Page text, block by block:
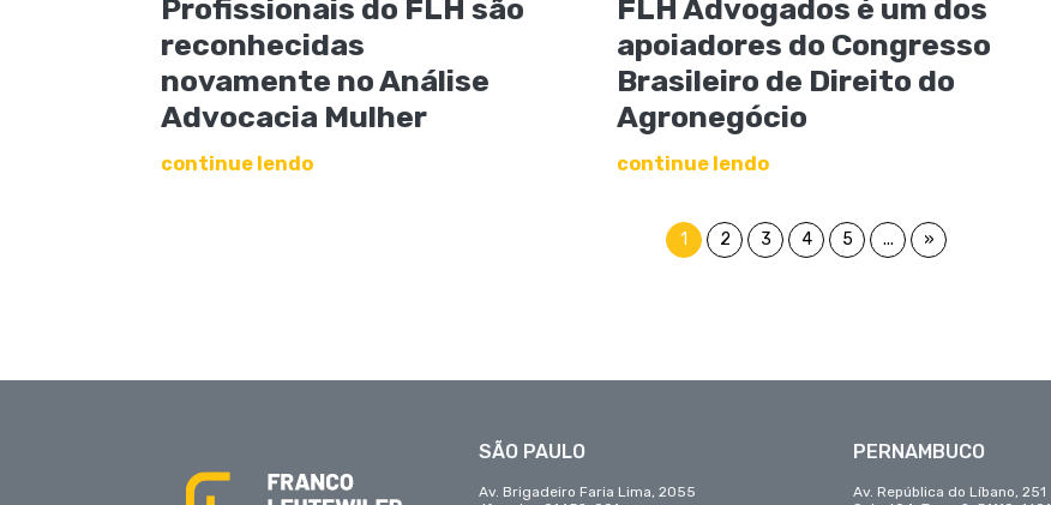
Profissionais do FLH são
reconhecidas
novamente no Análise
Advocacia Mulher
continue lendo
FLH Advogados é um dos
apoiadores do Congresso
Brasileiro de Direito do
Agronegócio
continue lendo
1 2 3 4 5 ... »
SÃO PAULO
Av. Brigadeiro Faria Lima, 2055
PERNAMBUCO
Av. República do Líbano, 251